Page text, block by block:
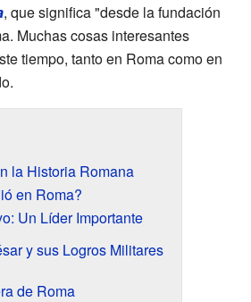
, que significa "desde la fundación
Muchas cosas interesantes
tiempo, tanto en Roma como en
la Historia Romana
en Roma?
Un Líder Importante
y sus Logros Militares
de Roma